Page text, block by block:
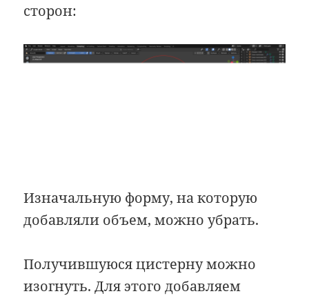
сторон:
Изначальную форму, на которую
добавляли объем, можно убрать.
Получившуюся цистерну можно
изогнуть. Для этого добавляем